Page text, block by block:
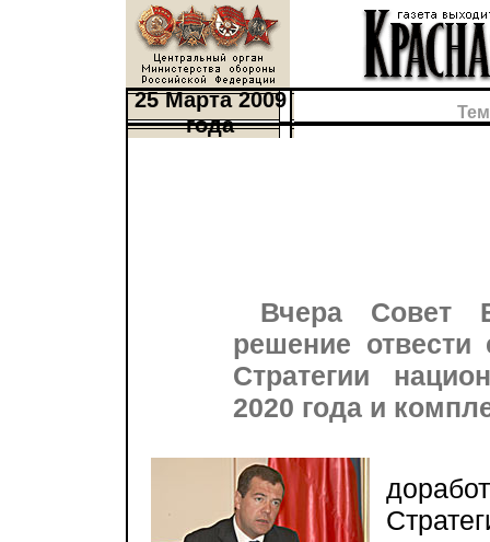
25 Марта 2009
года
Вчера Совет
решение
Стратегии
2020 года и